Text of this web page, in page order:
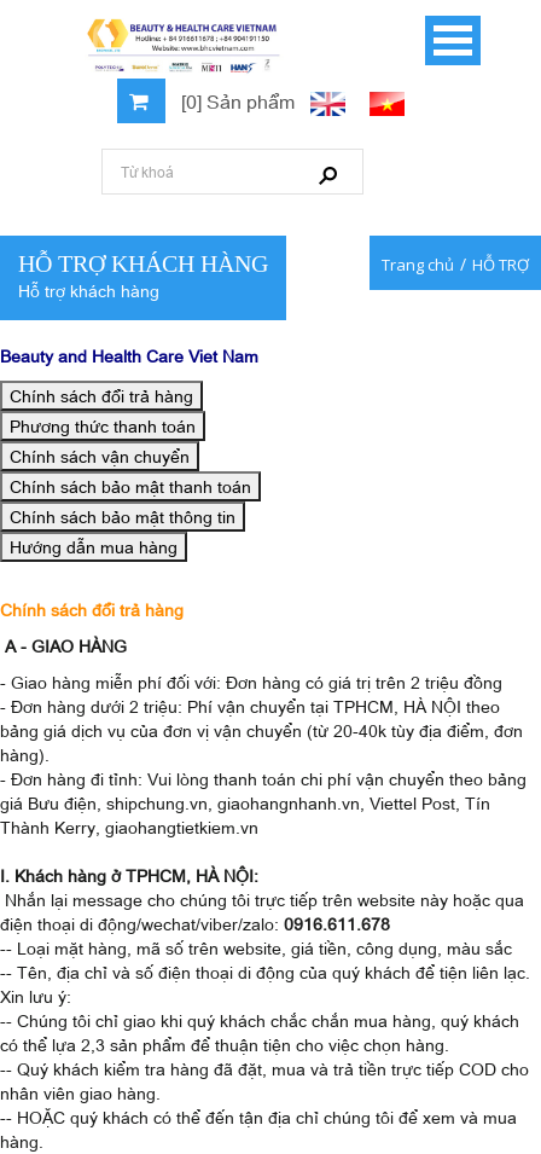
[0] Sản phẩm
HỖ TRỢ KHÁCH HÀNG
Hỗ trợ khách hàng
Trang chủ / HỖ TRỢ
Beauty and Health Care Viet Nam
Chính sách đổi trả hàng
A - GIAO HÀNG
- Giao hàng miễn phí đối với: Đơn hàng có giá trị trên 2 triệu đồng
- Đơn hàng dưới 2 triệu: Phí vận chuyển tại TPHCM, HÀ NỘI theo
bảng giá dịch vụ của đơn vị vận chuyển (từ 20-40k tùy địa điểm, đơn
hàng).
- Đơn hàng đi tỉnh: Vui lòng thanh toán chi phí vận chuyển theo bảng
giá Bưu điện, shipchung.vn, giaohangnhanh.vn, Viettel Post, Tín
Thành Kerry, giaohangtietkiem.vn
I. Khách hàng ở TPHCM, HÀ NỘI:
Nhắn lại message cho chúng tôi trực tiếp trên website này hoặc qua
điện thoại di động/wechat/viber/zalo: 0916.611.678
-- Loại mặt hàng, mã số trên website, giá tiền, công dụng, màu sắc
-- Tên, địa chỉ và số điện thoại di động của quý khách để tiện liên lạc.
Xin lưu ý:
-- Chúng tôi chỉ giao khi quý khách chắc chắn mua hàng, quý khách
có thể lựa 2,3 sản phẩm để thuận tiện cho việc chọn hàng.
-- Quý khách kiểm tra hàng đã đặt, mua và trả tiền trực tiếp COD cho
nhân viên giao hàng.
-- HOẶC quý khách có thể đến tận địa chỉ chúng tôi để xem và mua
hàng.